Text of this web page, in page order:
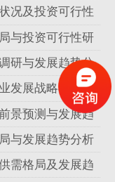
加入我们
况及投资可行性
与投资可行性研
研与发展趋势分
发展战略与前景
景预测与发展趋
与发展趋势分析
需格局及发展趋